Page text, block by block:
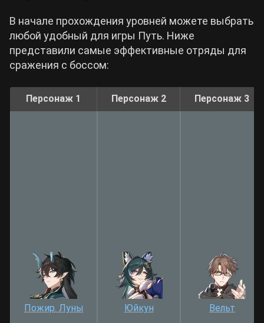
В начале прохождения уровней можете выбрать
любой удобный для игры Путь. Ниже
представили самые эффективные отряды для
сражения с боссом:
Персонаж 1 Персонаж 2 Персонаж 3
Пожир. Луны Юйкун Вельт